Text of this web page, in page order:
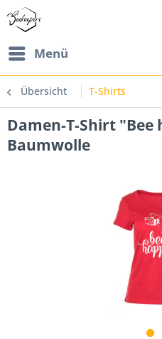
Menü
Übersicht T-Shirts
Damen-T-Shirt "Bee
Baumwolle